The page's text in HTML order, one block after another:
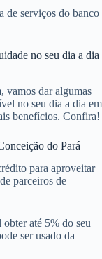
de serviços do banco
no seu dia a dia
vamos dar algumas
no seu dia a dia em
benefícios. Confira!
do Pará
para aproveitar
parceiros de
até 5% do seu
ser usado da